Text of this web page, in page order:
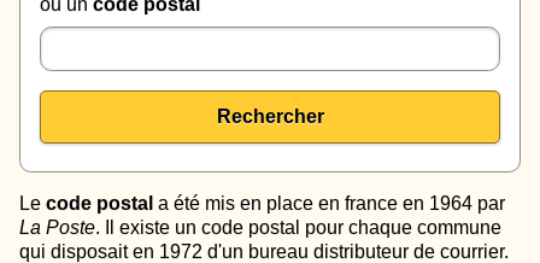
Rechercher
Le code postal a été mis en place en france en 1964 par
La Poste. Il existe un code postal pour chaque commune
qui disposait en 1972 d'un bureau distributeur de courrier.